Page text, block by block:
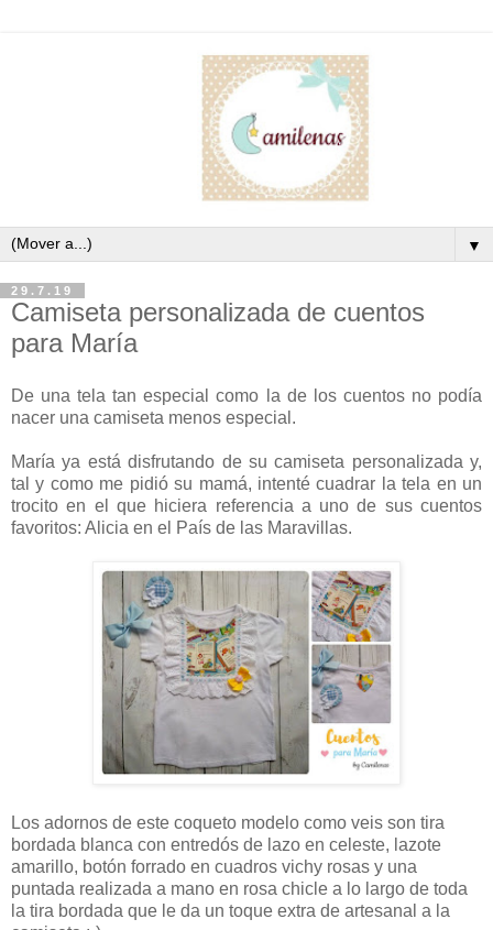
▼
29.7.19
Camiseta personalizada de cuentos
para María
De una tela tan especial como la de los cuentos no podía
nacer una camiseta menos especial.
María ya está disfrutando de su camiseta personalizada y,
tal y como me pidió su mamá, intenté cuadrar la tela en un
trocito en el que hiciera referencia a uno de sus cuentos
favoritos: Alicia en el País de las Maravillas.
Los adornos de este coqueto modelo como veis son tira
bordada blanca con entredós de lazo en celeste, lazote
amarillo, botón forrado en cuadros vichy rosas y una
puntada realizada a mano en rosa chicle a lo largo de toda
la tira bordada que le da un toque extra de artesanal a la